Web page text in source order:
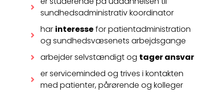
sundhedsadministrativ koordinator
har interessefor patientadministration
og sundhedsvæsenets arbejdsgange
arbejder selvstændigt og tager ansvar
er serviceminded og trives i kontakten
med patienter, pårørende og kolleger